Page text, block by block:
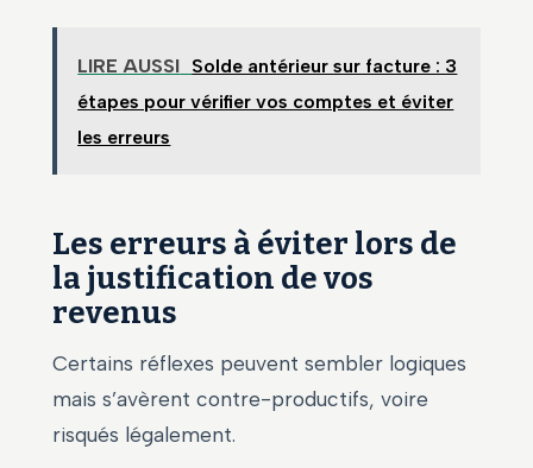
LIRE AUSSI Solde antérieur sur facture : 3
étapes pour vérifier vos comptes et éviter
les erreurs
Les erreurs à éviter lors de
la justification de vos
revenus
Certains réflexes peuvent sembler logiques
mais s’avèrent contre-productifs, voire
risqués légalement.